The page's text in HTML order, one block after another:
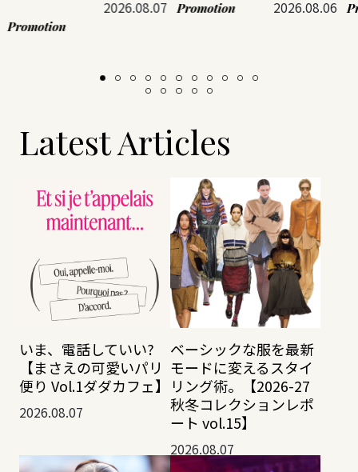
Promotion
2026.08.07 Promotion 2026.08.06
Latest Articles
いま、電話していい?
【まさえの可愛いパリ
便り Vol.1ダダカフェ】
2026.08.07
ベーシックな服を最新
モードに変えるスタイ
リング術。【2026-27
秋冬コレクションレポ
ート vol.15】
2026.08.07